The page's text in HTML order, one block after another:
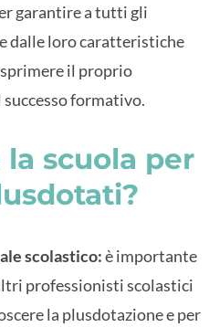
garantire a tutti gli
dalle loro caratteristiche
il proprio
formativo.
la scuola per
scolastico:è importante
professionisti scolastici
la plusdotazione e per